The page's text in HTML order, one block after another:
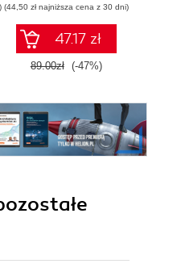
(44,50 zł najniższa cena z 30 dni)
47.17 zł
89.00zł (-47%)